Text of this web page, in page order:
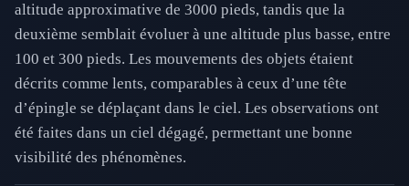
altitude approximative de 3000 pieds, tandis que la
deuxième semblait évoluer à une altitude plus basse, entre
100 et 300 pieds. Les mouvements des objets étaient
décrits comme lents, comparables à ceux d’une tête
d’épingle se déplaçant dans le ciel. Les observations ont
été faites dans un ciel dégagé, permettant une bonne
visibilité des phénomènes.